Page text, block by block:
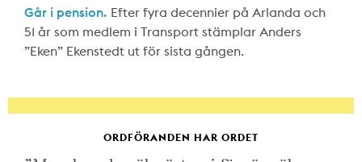
Går i pension. Efter fyra decennier på Arlanda och
51 år som medlem i Transport stämplar Anders
”Eken” Ekenstedt ut för sista gången.
ORDFÖRANDEN HAR ORDET